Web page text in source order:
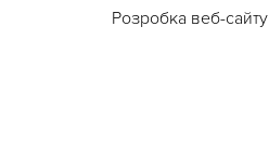
Розробка веб-сайту